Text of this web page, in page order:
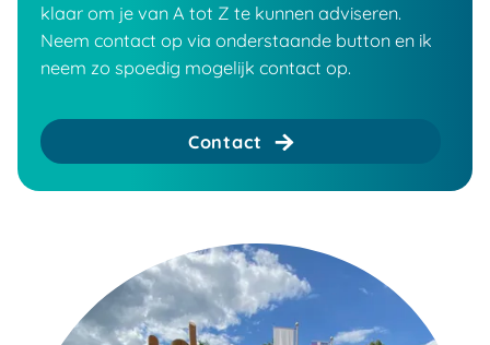
klaar om je van A tot Z te kunnen adviseren.
Neem contact op via onderstaande button en ik
neem zo spoedig mogelijk contact op.
Contact